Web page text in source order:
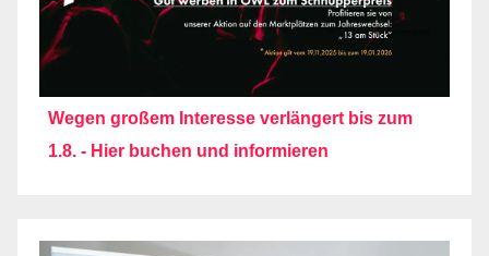
Wegen großem Interesse verlängert bis zum
1.8. - Hier buchen und informieren